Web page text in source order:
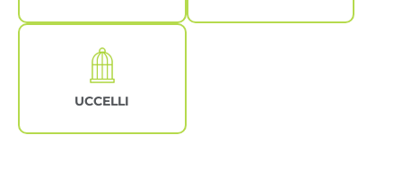
UCCELLI